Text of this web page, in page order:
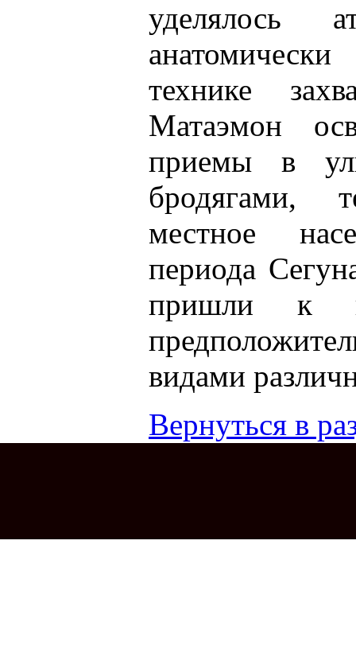
уделялось
технике
Матаэмон
приемы в
бродягами,
местное
периода
пришли к
видами
Вернуться в